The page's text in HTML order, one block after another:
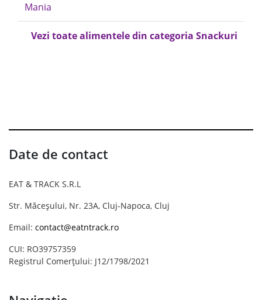
Mania
Vezi toate alimentele din categoria Snackuri
Date de contact
EAT & TRACK S.R.L
Str. Măceșului, Nr. 23A, Cluj-Napoca, Cluj
Email: contact@eatntrack.ro
CUI: RO39757359
Registrul Comerțului: J12/1798/2021